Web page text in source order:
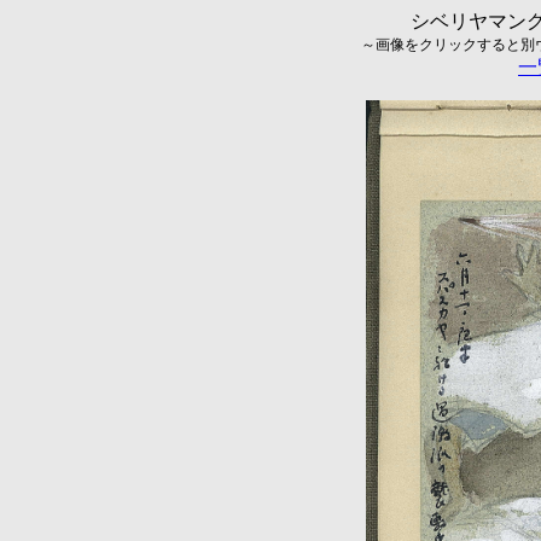
シベリヤマン
～画像をクリックすると
一